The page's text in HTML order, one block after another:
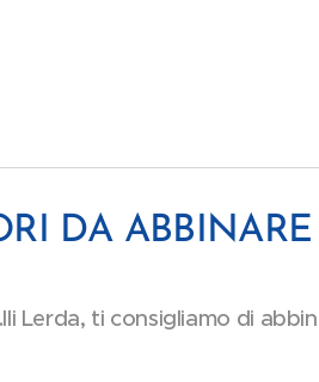
DA
Lerda, ti consigliamo di